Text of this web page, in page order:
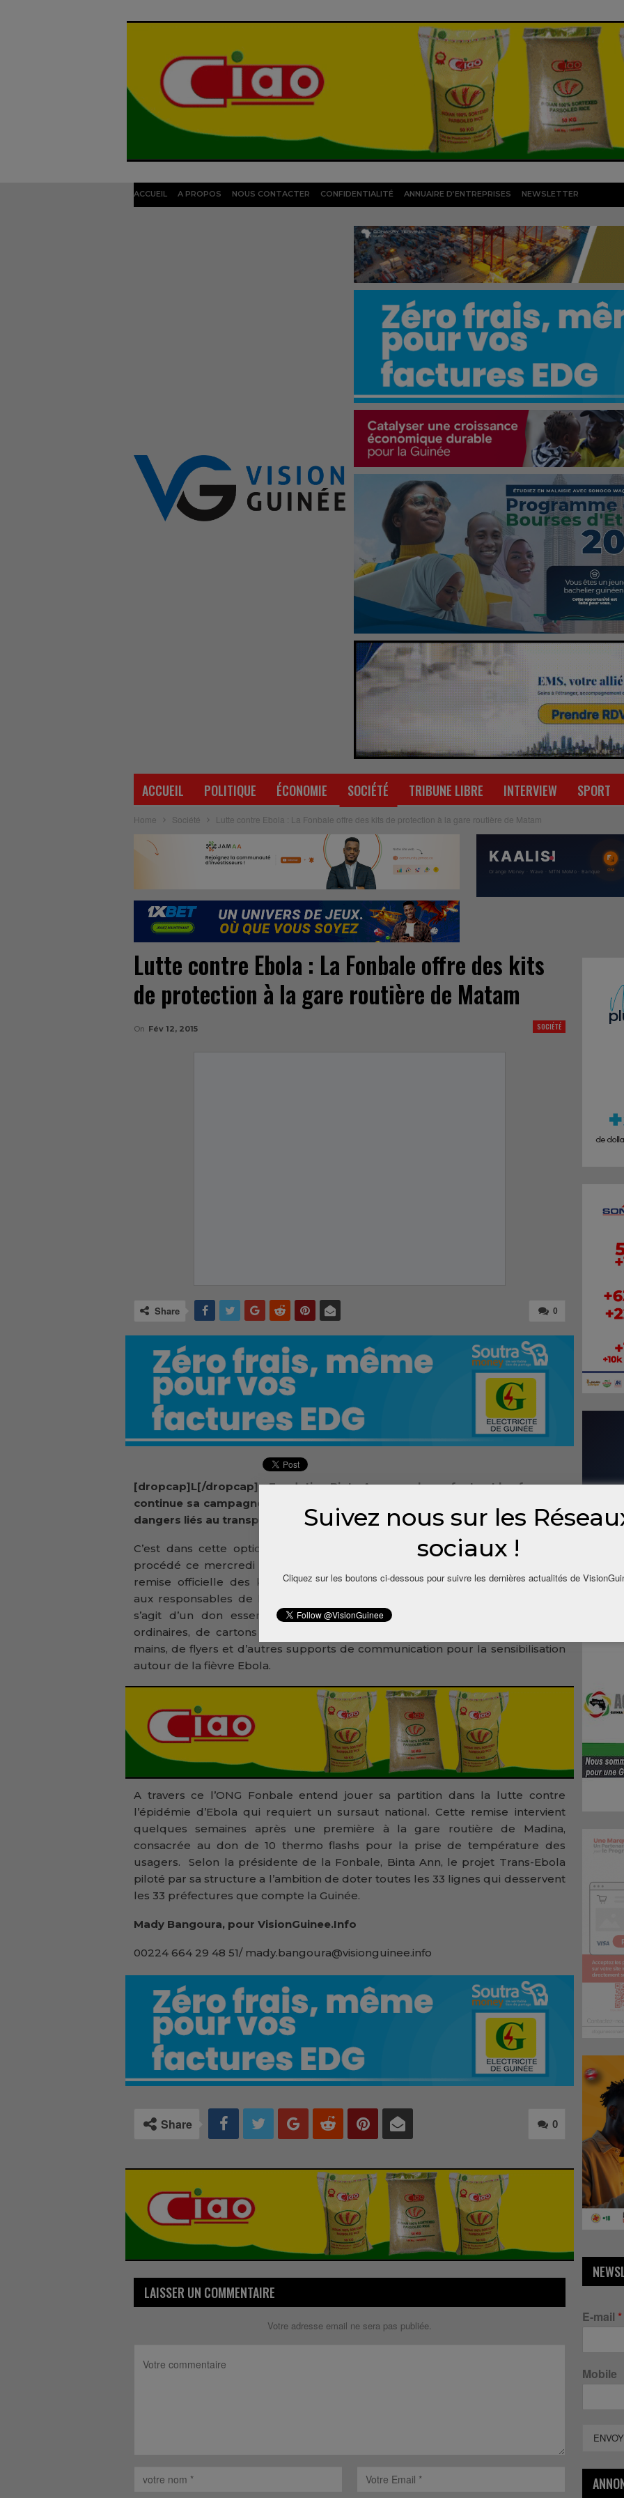
ACCUEIL A PROPOS NOUS CONTACTER CONFIDENTIALITÉ ANNUAIRE D’ENTREPRISES NEWSLETTER
ACCUEIL POLITIQUE ÉCONOMIE SOCIÉTÉ TRIBUNE LIBRE INTERVIEW SPORT
Home Société Lutte contre Ebola : La Fonbale offre des kits de protection à la gare routière de Matam
Lutte contre Ebola : La Fonbale offre des kits
de protection à la gare routière de Matam
SOCIÉTÉ
On Fév 12, 2015
0
Share
[dropcap]L[/dropcap]a Fondation Binta Ann pour les enfants et les femmes
continue sa campagne d’information et de sensibilisation sur les risques et
dangers liés au transport non sécurisé des corps et malades d’Ebola.
C’est dans cette optique qu’elle a
procédé ce mercredi 11 février à la
remise officielle des kits sanitaires
aux responsables de la section syndicale de la gare routière de Matam. Il
s’agit d’un don essentiellement composé de seaux à robinet, de seaux
ordinaires, de cartons de savon, de solution de chlore pour le lavage des
mains, de flyers et d’autres supports de communication pour la sensibilisation
autour de la fièvre Ebola.
A travers ce l’ONG Fonbale entend jouer sa partition dans la lutte contre
l’épidémie d’Ebola qui requiert un sursaut national. Cette remise intervient
quelques semaines après une première à la gare routière de Madina,
consacrée au don de 10 thermo flashs pour la prise de température des
usagers. Selon la présidente de la Fonbale, Binta Ann, le projet Trans-Ebola
piloté par sa structure a l’ambition de doter toutes les 33 lignes qui desservent
les 33 préfectures que compte la Guinée.
Mady Bangoura, pour VisionGuinee.Info
00224 664 29 48 51/ mady.bangoura@visionguinee.info
0
Share
LAISSER UN COMMENTAIRE
Votre adresse email ne sera pas publiée.
E-mail *
Mobile
Suivez nous sur les
sociaux !
Cliquez sur les boutons ci-dessous pour suivre les dernières actualités de